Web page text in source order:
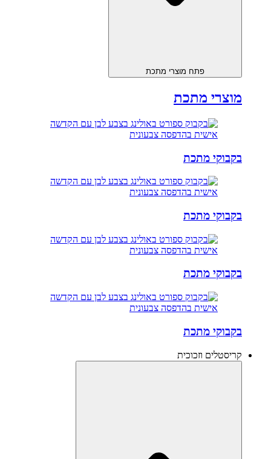
פתח מוצרי מתכת
מוצרי מתכת
בקבוקי מתכת
בקבוקי מתכת
בקבוקי מתכת
בקבוקי מתכת
קריסטלים וזכוכית